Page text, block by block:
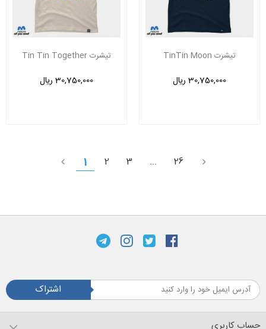
تیشرت TinTin Moon
30,750,000 ریال
تیشرت Tin Tin Together
30,750,000 ریال
1 2 3 ... 26
اشتراک
حساب کاربری